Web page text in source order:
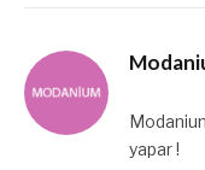
yapar !